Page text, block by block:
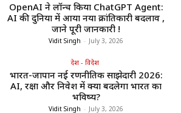
OpenAI ने लॉन्च किया ChatGPT Agent:
AI की दुनिया में आया नया क्रांतिकारी बदलाव ,
जाने पूरी जानकारी !
Vidit Singh - July 3, 2026
देश - विदेश
भारत-जापान नई रणनीतिक साझेदारी 2026:
AI, रक्षा और निवेश में क्या बदलेगा भारत का
भविष्य?
Vidit Singh - July 3, 2026